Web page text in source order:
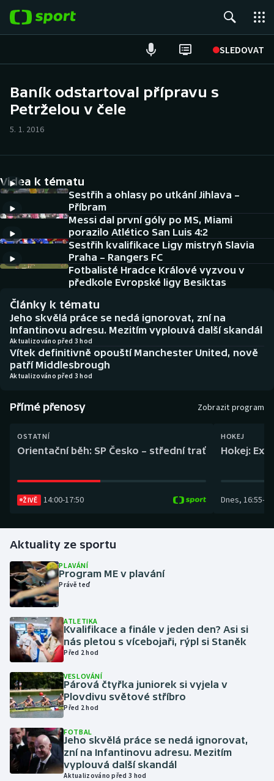
SLEDOVAT
Hokej
Cyklistika
DALŠÍ SPORTY
Americký fotbal
Baseball a softbal
Basketbal
Biatlon
Boby a skeleton
Box
Curling
Golf
Gymnastika
Házená
Jezdectví
Judo
Krasobruslení
Lyže a snowboard
NEPŘEHLÉDNĚTE
Historické návraty
Aplikace ČT sport
AZ kvíz
Baník odstartoval přípravu s
Petrželou v čele
5. 1. 2016
Videa k tématu
Sestřih a ohlasy po utkání Jihlava –
Příbram
Messi dal první góly po MS, Miami
porazilo Atlético San Luis 4:2
Sestřih kvalifikace Ligy mistryň Slavia
Praha – Rangers FC
Fotbalisté Hradce Králové vyzvou v
předkole Evropské ligy Besiktas
Články k tématu
Jeho skvělá práce se nedá ignorovat, zní na
Infantinovu adresu. Mezitím vyplouvá další skandál
Aktualizováno před 3 hod
Vítek definitivně opouští Manchester United, nově
patří Middlesbrough
Aktualizováno před 3 hod
Přímé přenosy Zobrazit program
OSTATNÍ
Orientační běh: SP Česko – střední trať
ŽIVĚ 14:00-17:50
HOKEJ
Hokej:
Dnes, 16:55-
Aktuality ze sportu
PLAVÁNÍ
Program ME v plavání
Právě teď
ATLETIKA
Kvalifikace a finále v jeden den? Asi si
nás pletou s vícebojaři, rýpl si Staněk
Před 2 hod
VESLOVÁNÍ
Párová čtyřka juniorek si vyjela v
Plovdivu světové stříbro
Před 2 hod
FOTBAL
Jeho skvělá práce se nedá ignorovat,
zní na Infantinovu adresu. Mezitím
vyplouvá další skandál
Aktualizováno před 3 hod